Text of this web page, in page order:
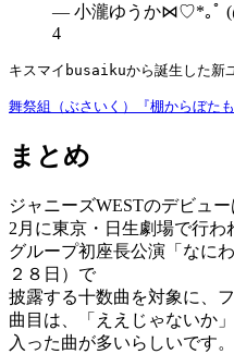
— 小瀧ゆうか⋈♡*｡ﾟ
4
キスマイbusaikuから誕生した新
舞祭組（ぶさいく）『棚からぼた
まとめ
ジャニーズWESTのデビュー
2月に東京・日生劇場で行わ
グループ初座長公演「なに
２８日）で
披露する十数曲を対象に、
曲目は、「ええじゃないか
入った曲が多いらしいです。